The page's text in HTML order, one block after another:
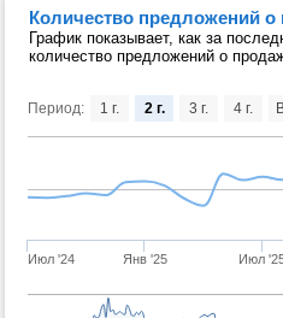
Количество предложений о
График показывает, как за
количество предложений о
Период:
Июл '24 Янв '25 Июл
1 г. 2 г. 3 г. 4 г.